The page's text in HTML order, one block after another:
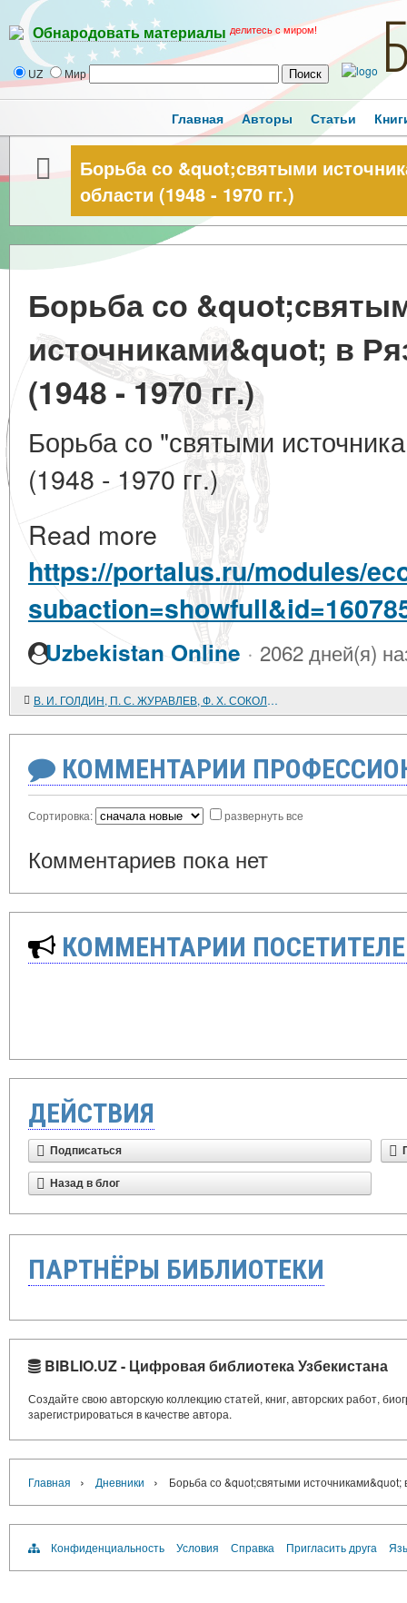
Обнародовать материалы делитесь с миром!
UZ Мир
Главная Авторы Статьи
Борьба со &quot;святыми
области (1948 - 1970 гг.)
Борьба со
источниками&quot; в
(1948 - 1970 гг.)
Борьба со "святыми
(1948 - 1970 гг.)
Read more
https://portalus.ru/modules/
Uzbekistan Online · 2062 дней(я)
В. И. ГОЛДИН, П. С. ЖУРАВЛЕВ, Ф. Х. СОКОЛОВА. Русский Север в историческом пространстве российской гражданской войны. Е. И. ОВСЯНКИН. На изломе истории. События на Севере в 1917 - 1920 гг. Мифы и реальность
КОММЕНТАРИИ
Сортировка: развернуть все
Комментариев пока нет
КОММЕНТАРИИ
ДЕЙСТВИЯ
Подписаться
Назад в блог
ПАРТНЁРЫ БИБЛИОТЕКИ
BIBLIO.UZ - Цифровая библиотека Узбекистана
Создайте свою авторскую коллекцию статей, книг, авторских работ,
зарегистрироваться в качестве автора.
Главная › Дневники › Борьба со &quot;святыми источниками&quot;
Конфиденциальность Условия Справка Пригласить друга